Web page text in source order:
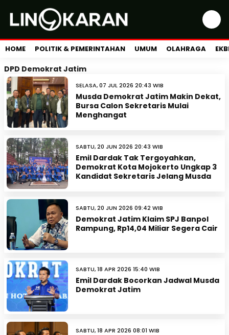
HOME POLITIK & PEMERINTAHAN UMUM OLAHRAGA
DPD Demokrat Jatim
SELASA, 07 JUL 2026 20:43 WIB
Musda Demokrat Jatim Makin Dekat,
Bursa Calon Sekretaris Mulai
Menghangat
SABTU, 20 JUN 2026 20:43 WIB
Emil Dardak Tak Tergoyahkan,
Demokrat Kota Mojokerto Ungkap 3
Kandidat Sekretaris Jelang Musda
SABTU, 20 JUN 2026 09:42 WIB
Demokrat Jatim Klaim SPJ Banpol
Rampung, Rp14,04 Miliar Segera Cair
SABTU, 18 APR 2026 15:40 WIB
Emil Dardak Bocorkan Jadwal Musda
Demokrat Jatim
SABTU, 18 APR 2026 08:01 WIB